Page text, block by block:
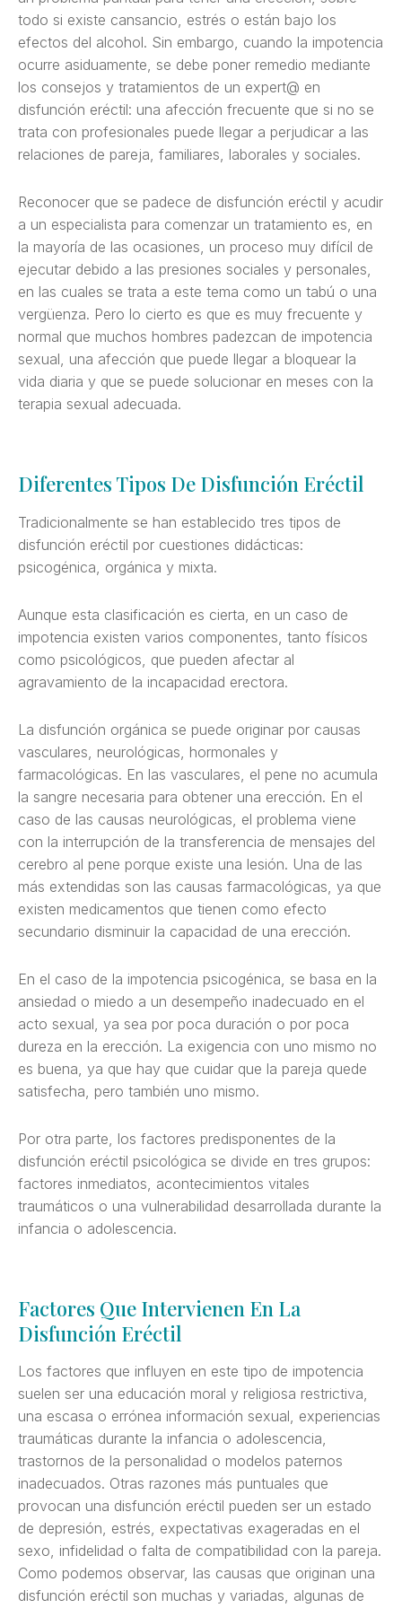
todo si existe cansancio, estrés o están bajo los
efectos del alcohol. Sin embargo, cuando la impotencia
ocurre asiduamente, se debe poner remedio mediante
los consejos y tratamientos de un expert@ en
disfunción eréctil: una afección frecuente que si no se
trata con profesionales puede llegar a perjudicar a las
relaciones de pareja, familiares, laborales y sociales.
Reconocer que se padece de disfunción eréctil y acudir
a un especialista para comenzar un tratamiento es, en
la mayoría de las ocasiones, un proceso muy difícil de
ejecutar debido a las presiones sociales y personales,
en las cuales se trata a este tema como un tabú o una
vergüenza. Pero lo cierto es que es muy frecuente y
normal que muchos hombres padezcan de impotencia
sexual, una afección que puede llegar a bloquear la
vida diaria y que se puede solucionar en meses con la
terapia sexual adecuada.
Diferentes Tipos De Disfunción Eréctil
Tradicionalmente se han establecido tres tipos de
disfunción eréctil por cuestiones didácticas:
psicogénica, orgánica y mixta.
Aunque esta clasificación es cierta, en un caso de
impotencia existen varios componentes, tanto físicos
como psicológicos, que pueden afectar al
agravamiento de la incapacidad erectora.
La disfunción orgánica se puede originar por causas
vasculares, neurológicas, hormonales y
farmacológicas. En las vasculares, el pene no acumula
la sangre necesaria para obtener una erección. En el
caso de las causas neurológicas, el problema viene
con la interrupción de la transferencia de mensajes del
cerebro al pene porque existe una lesión. Una de las
más extendidas son las causas farmacológicas, ya que
existen medicamentos que tienen como efecto
secundario disminuir la capacidad de una erección.
En el caso de la impotencia psicogénica, se basa en la
ansiedad o miedo a un desempeño inadecuado en el
acto sexual, ya sea por poca duración o por poca
dureza en la erección. La exigencia con uno mismo no
es buena, ya que hay que cuidar que la pareja quede
satisfecha, pero también uno mismo.
Por otra parte, los factores predisponentes de la
disfunción eréctil psicológica se divide en tres grupos:
factores inmediatos, acontecimientos vitales
traumáticos o una vulnerabilidad desarrollada durante la
infancia o adolescencia.
Factores Que Intervienen En La
Disfunción Eréctil
Los factores que influyen en este tipo de impotencia
suelen ser una educación moral y religiosa restrictiva,
una escasa o errónea información sexual, experiencias
traumáticas durante la infancia o adolescencia,
trastornos de la personalidad o modelos paternos
inadecuados. Otras razones más puntuales que
provocan una disfunción eréctil pueden ser un estado
de depresión, estrés, expectativas exageradas en el
sexo, infidelidad o falta de compatibilidad con la pareja.
Como podemos observar, las causas que originan una
disfunción eréctil son muchas y variadas, algunas de